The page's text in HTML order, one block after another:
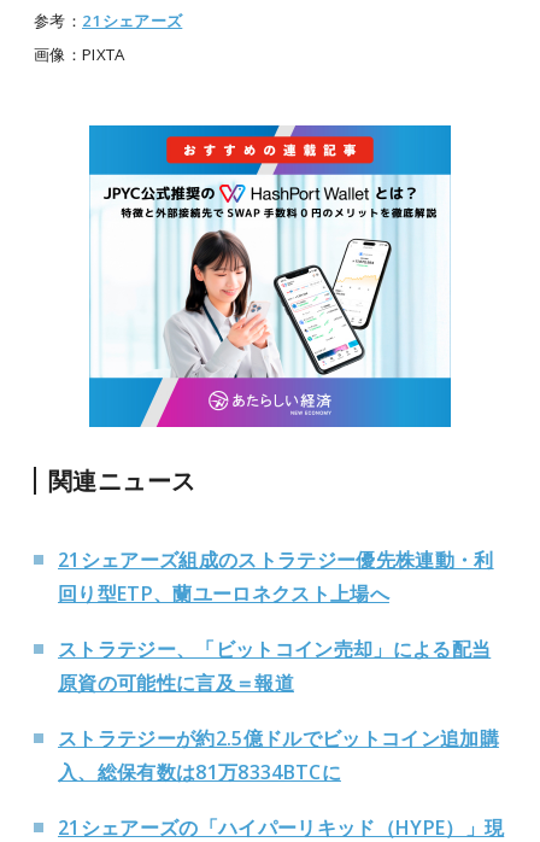
参考： 21シェアーズ
画像：PIXTA
関連ニュース
21シェアーズ組成のストラテジー優先株連動・利
回り型ETP、蘭ユーロネクスト上場へ
ストラテジー、「ビットコイン売却」による配当
原資の可能性に言及＝報道
ストラテジーが約2.5億ドルでビットコイン追加購
入、総保有数は81万8334BTCに
21シェアーズの「ハイパーリキッド（HYPE）」現